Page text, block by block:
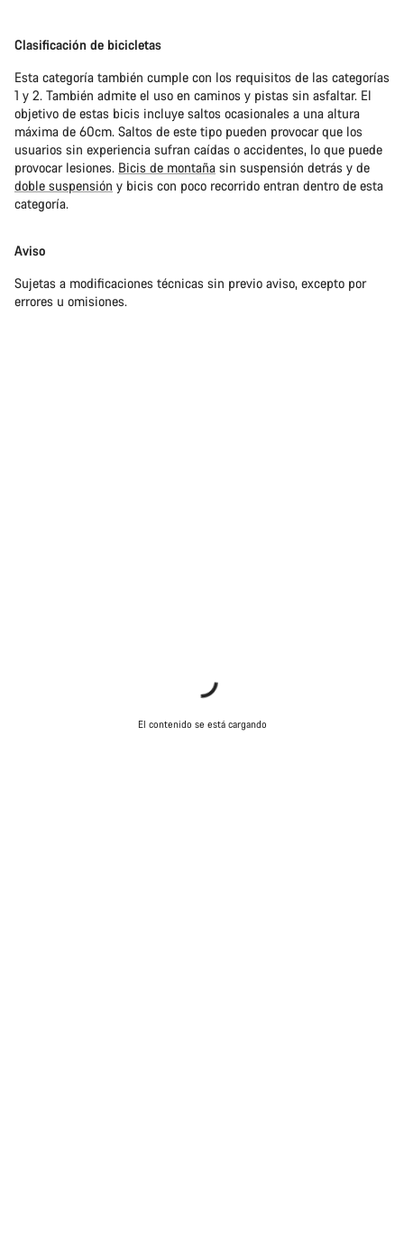
Clasificación de bicicletas
Esta categoría también cumple con los requisitos de las categorías
1 y 2. También admite el uso en caminos y pistas sin asfaltar. El
objetivo de estas bicis incluye saltos ocasionales a una altura
máxima de 60cm. Saltos de este tipo pueden provocar que los
usuarios sin experiencia sufran caídas o accidentes, lo que puede
provocar lesiones. Bicis de montaña sin suspensión detrás y de
doble suspensión y bicis con poco recorrido entran dentro de esta
categoría.
Aviso
Sujetas a modificaciones técnicas sin previo aviso, excepto por
errores u omisiones.
El contenido se está cargando